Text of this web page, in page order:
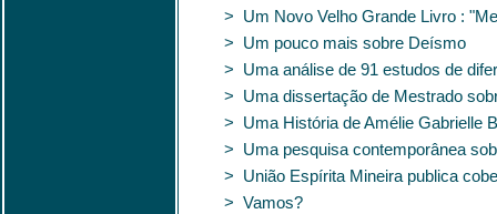
> Um Novo Velho Grande Livro :
> Um pouco mais sobre Deísmo
> Uma análise de 91 estudos de
> Uma dissertação de Mestrado
> Uma História de Amélie Gabrielle
> Uma pesquisa contemporânea
> União Espírita Mineira publica
> Vamos?